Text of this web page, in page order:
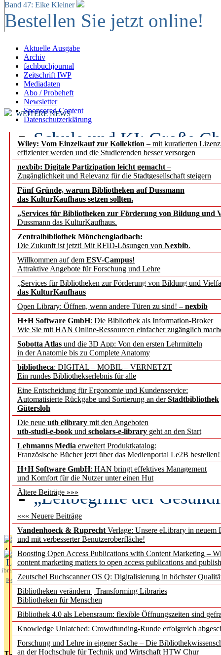
Band 47: Eike Kleiner
Bestellen Sie jetzt online!
Aktuelle Ausgabe
Archiv
fachbuchjournal
Zeitschrift IWP
Mediadaten
Abo / Probeheft
Newsletter
Sponsored Content
Datenschutzerklärung
Wiley: Vom Einzelkauf zur Kollektion – mit kuratierten
effizienter werden und die Studierenden besser versorgen
nexbib: Digitale Partizipation leicht gemacht –
Zugänglichkeit und Relevanz für die Stadtgesellschaft steigern
Fünf Gründe, warum Bibliotheken auf Dussmann
das KulturKaufhaus setzen sollten.
„Services für Bibliotheken zur Förderung von Bildung und
Dussmann das KulturKaufhaus.
Zentralbibliothek Mönchengladbach:
Die Zukunft ist jetzt! Mit RFID-Lösungen von Nexbib.
Willkommen auf dem ESV-Campus!
Attraktive Angebote für Forschung und Lehre
„Services für Bibliotheken zur Förderung von Bildung und
das KulturKaufhaus
Open Library: Öffnen, wenn andere Türen zu sind! – nexbib
H+H Software GmbH: Die Bibliothek als Information-Broker
Wie Sie mit HAN Online-Ressourcen einfacher zugänglich
Sobotta Atlas und die 3D App: Von den ersten Lehrmitteln
in der Anatomie bis zu Complete Anatomy
bibliotheca: DIGITAL – MOBIL – VERNETZT
Ein rundes Bibliothekserlebnis für alle
Eine Entscheidung für Ergonomie und Kundenservice:
Automatisierte Rückgabe und Sortierung an derStadtbibliothek
Gütersloh
Die neue utb elibrary mit den Angeboten
utb-studi-e-book und scholars-e-library geht an den Start
Lehmanns Media erweitert Produktkatalog:
Französische Bücher jetzt über das Medienportal Le2B bestellen!
H+H Software GmbH: HAN bringt effektives Management
und Komfort für die Nutzer unter einen Hut
Ältere Beiträge »»»
««« Neuere Beiträge
Vandenhoeck & Ruprecht Verlage: Unsere eLibrary in neuem
und mit verbesserter Benutzeroberfläche!
Boosting Open Access Publications with Content Marketing –
content marketing matters to open access publications and
Zeutschel Buchscanner OS Q: Digitalisierung in höchster
Bibliotheken verändern | Transforming Libraries
Bibliotheken für Menschen
Bibliothek 4.0 als Lebensraum: flexible Öffnungszeiten sind
Knowledge Unlatched: Crowdfunding-Runde erfolgreich
Forschung und Lehre in eigener Sache – Die
an der Hochschule für Technik und Wirtschaft HTW Chur
WEITERE NEWS
Schule und KI: Große
Voraussetzungen
Erfolgreiches erstes
Segment Research –
angepasst
konstruktiv!
Mohr Siebeck
und die Zeitschrift für
Francke Attempto
EBSCO Information
Recherchefunktionen in
Sorbisches Institut neu
Geschichte und
Künstliche Intelligenz
besser zu verstehen
„Leitbegriffe der
des BIÖG erscheinen
Aktuelles aus
L
ibrary
Essentials